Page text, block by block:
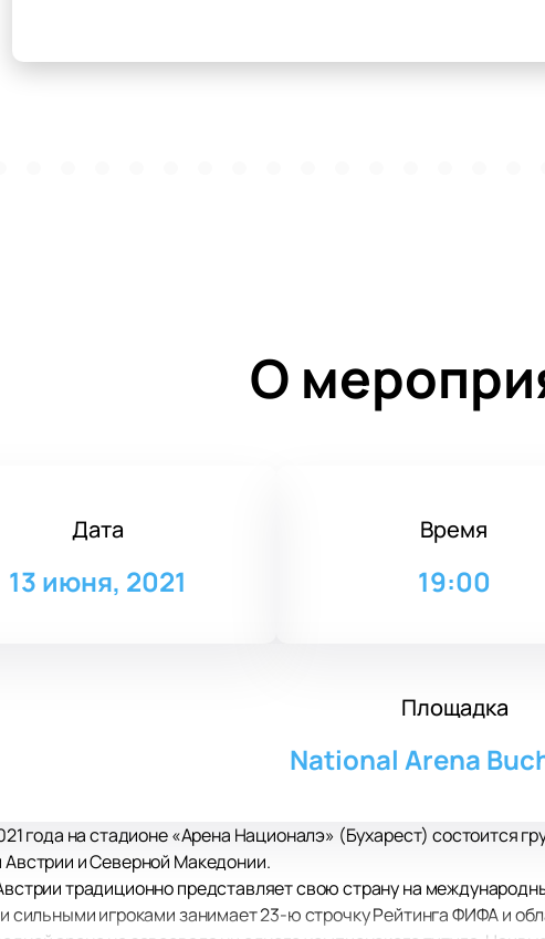
О
Дата
13 июня, 2021
Время
19:00
Площадка
National Arena
года на стадионе «Арена Националэ» (Бухарест) состоится
и Северной Македонии.
традиционно представляет свою страну на
сильными игроками занимает 23-ю строчку Рейтинга ФИФА и